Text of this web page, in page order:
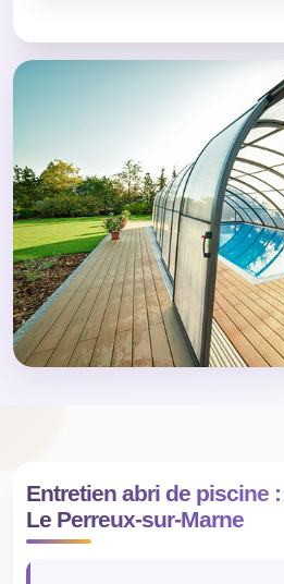
Entretien abri de piscine
Le Perreux-sur-Marne